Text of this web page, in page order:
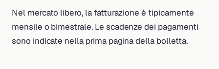
Nel mercato libero, la fatturazione è tipicamente
mensile o bimestrale. Le scadenze dei pagamenti
sono indicate nella prima pagina della bolletta.